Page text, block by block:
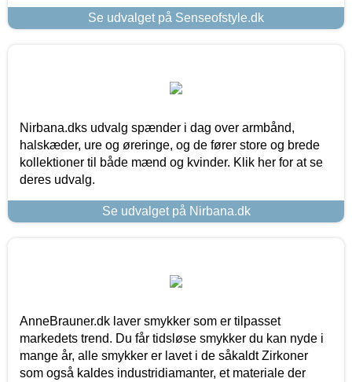
Se udvalget på Senseofstyle.dk
Nirbana.dks udvalg spænder i dag over armbånd,
halskæder, ure og øreringe, og de fører store og brede
kollektioner til både mænd og kvinder. Klik her for at se
deres udvalg.
Se udvalget på Nirbana.dk
AnneBrauner.dk laver smykker som er tilpasset
markedets trend. Du får tidsløse smykker du kan nyde i
mange år, alle smykker er lavet i de såkaldt Zirkoner
som også kaldes industridiamanter, et materiale der